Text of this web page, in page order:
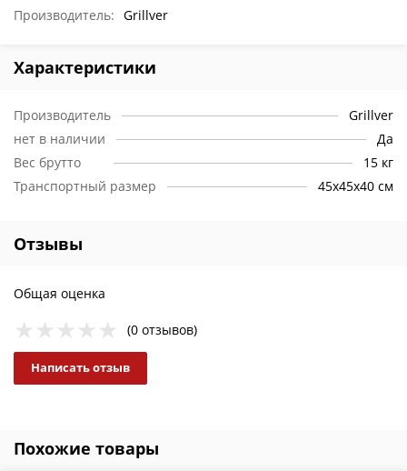
Производитель: Grillver
Характеристики
Производитель
Grillver
нет в наличии
Да
Вес брутто
15 кг
Транспортный размер
45х45х40 см
Отзывы
Общая оценка
(0 отзывов)
Написать отзыв
Похожие товары